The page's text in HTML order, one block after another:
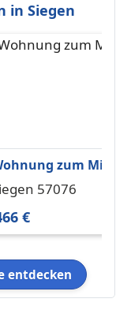
in Siegen
zum Mieten
Siegen 466 € 52.41
57076
€
entdecken